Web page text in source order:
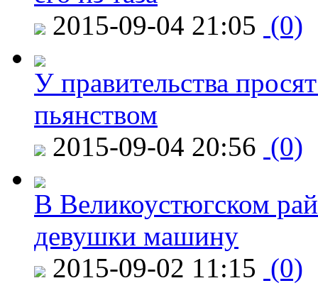
2015-09-04 21:05 (0)
У правительства
пьянством
2015-09-04 20:56 (0)
В Великоустюгском
девушки машину
2015-09-02 11:15 (0)